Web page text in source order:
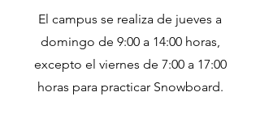
El campus se realiza de jueves a
domingo de 9:00 a 14:00 horas,
excepto el viernes de 7:00 a 17:00
horas para practicar Snowboard.